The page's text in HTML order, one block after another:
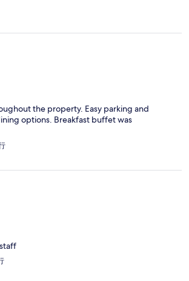
the property. Easy parking and
options. Breakfast buffet was